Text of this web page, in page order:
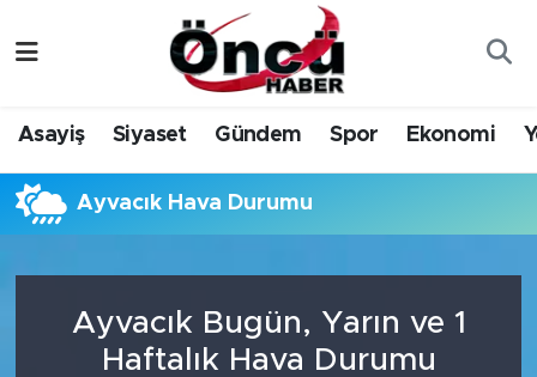
Asayiş Siyaset Gündem Spor Ekonomi
Ayvacık Hava Durumu
Ayvacık Bugün, Yarın ve 1
Haftalık Hava Durumu
Gündem
Sağlık & Çevre
Spor
Siyaset
Düzce Nöbetçi Eczaneler
Düzce Hava Durumu
Düzce Namaz Vakitleri
Düzce Trafik Yoğunluk Haritası
Süper Lig Puan Durumu ve Fikstür